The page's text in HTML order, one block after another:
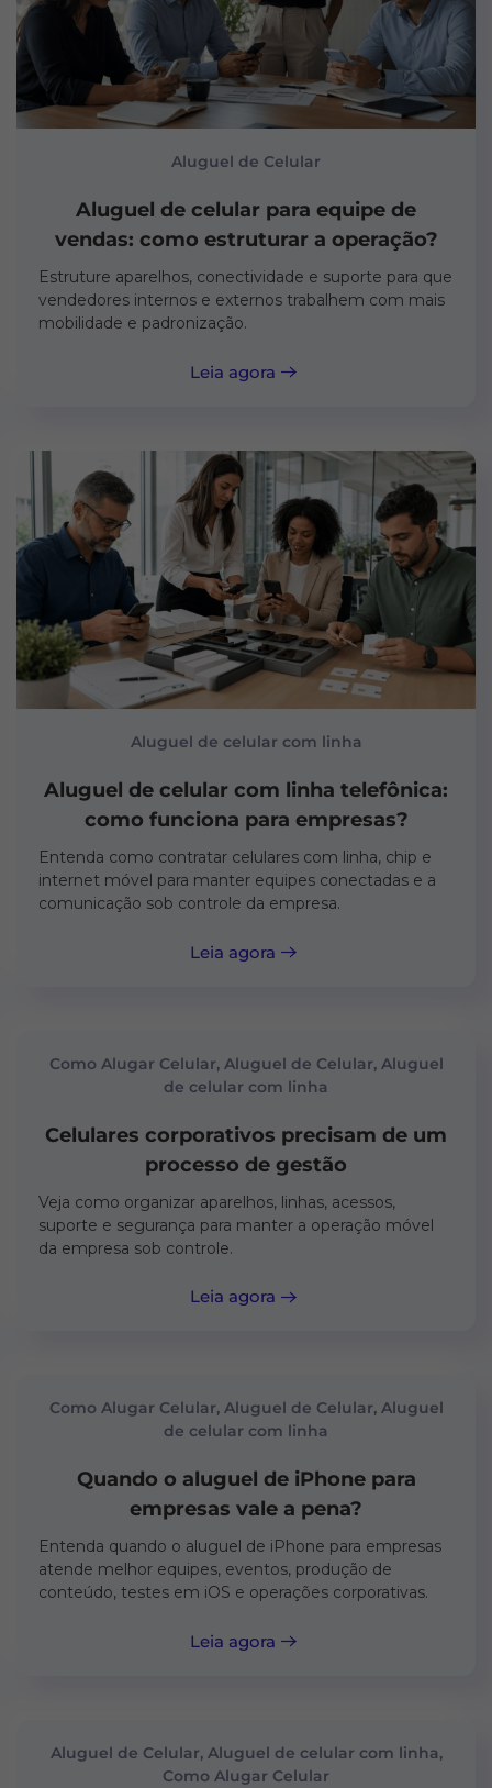
Aluguel de Celular
Aluguel de celular para equipe de
vendas: como estruturar a operação?
Estruture aparelhos, conectividade e suporte para que
vendedores internos e externos trabalhem com mais
mobilidade e padronização.
Leia agora
Aluguel de celular com linha
Aluguel de celular com linha telefônica:
como funciona para empresas?
Entenda como contratar celulares com linha, chip e
internet móvel para manter equipes conectadas e a
comunicação sob controle da empresa.
Leia agora
Como Alugar Celular, Aluguel de Celular, Aluguel
de celular com linha
Celulares corporativos precisam de um
processo de gestão
Veja como organizar aparelhos, linhas, acessos,
suporte e segurança para manter a operação móvel
da empresa sob controle.
Leia agora
Como Alugar Celular, Aluguel de Celular, Aluguel
de celular com linha
Quando o aluguel de iPhone para
empresas vale a pena?
Entenda quando o aluguel de iPhone para empresas
atende melhor equipes, eventos, produção de
conteúdo, testes em iOS e operações corporativas.
Leia agora
Aluguel de Celular, Aluguel de celular com linha,
Como Alugar Celular